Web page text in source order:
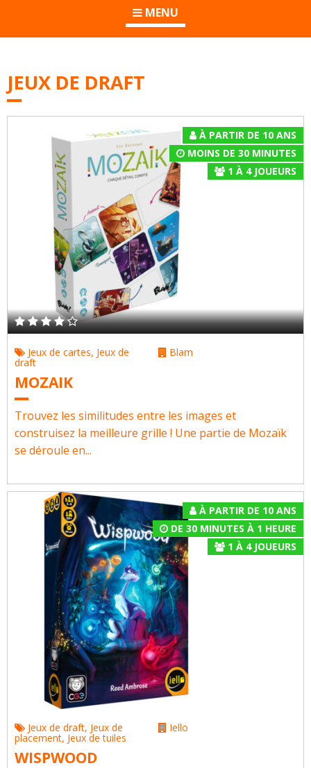
MENU
JEUX DE DRAFT
À PARTIR DE 10 ANS
MOINS DE 30 MINUTES
1 À 4JOUEURS
Jeux de cartes, Jeux de
draft
Blam
MOZAIK
Trouvez les similitudes entre les images et
construisez la meilleure grille ! Une partie de Mozaïk
se déroule en...
À PARTIR DE 10 ANS
DE 30 MINUTES À 1 HEURE
1 À 4JOUEURS
Jeux de draft, Jeux de
placement, Jeux de tuiles
Iello
WISPWOOD